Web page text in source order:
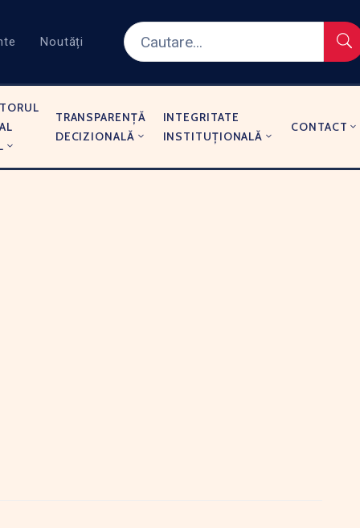
Noutăți
TRANSPARENȚĂ
DECIZIONALĂ
INTEGRITATE
INSTITUȚIONALĂ
CONTACT